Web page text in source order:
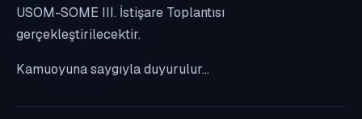
USOM-SOME III. İstişare Toplantısı
gerçekleştirilecektir.
Kamuoyuna saygıyla duyurulur...